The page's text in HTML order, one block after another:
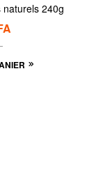
240g